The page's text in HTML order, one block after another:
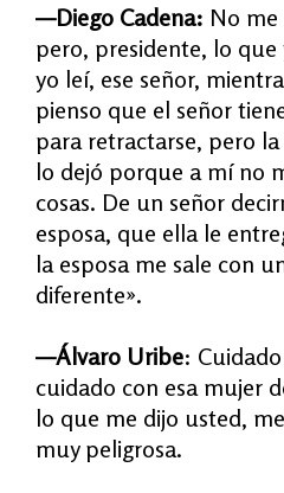
—Diego Cadena: No
pero, presidente, lo
yo leí, ese señor,
pienso que el señor
para retractarse, pero
lo dejó porque a mí no
cosas. De un señor
esposa, que ella le
la esposa me sale con
diferente».
—Álvaro Uribe:
cuidado con esa mujer
lo que me dijo usted,
muy peligrosa.